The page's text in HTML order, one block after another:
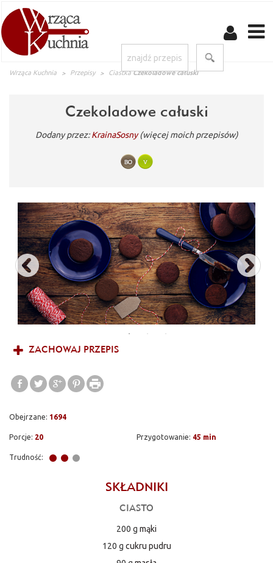
Wrząca Kuchnia Przepisy Ciastka Czekoladowe całuski
Czekoladowe całuski
Dodany przez:KrainaSosny (więcej moich przepisów)
ZACHOWAJ PRZEPIS
Obejrzane: 1694
Porcje: 20 Przygotowanie: 45 min
Trudność:
SKŁADNIKI
CIASTO
200 g mąki
120 g cukru pudru